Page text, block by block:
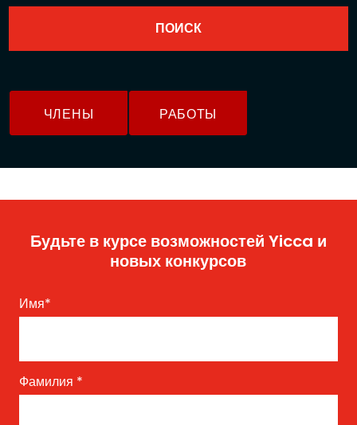
ЧЛЕНЫ РАБОТЫ
Будьте в курсе возможностей Yicca и
новых конкурсов
Имя*
Фамилия *